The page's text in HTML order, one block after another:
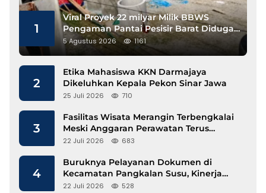
1
Viral Proyek 22 milyar Milik BBWS
Pengaman Pantai Pesisir Barat Diduga
Gunakan Besi Banci
5 Agustus 2026 1161
2
Etika Mahasiswa KKN Darmajaya
Dikeluhkan Kepala Pekon Sinar Jawa
25 Juli 2026 710
3
Fasilitas Wisata Merangin Terbengkalai
Meski Anggaran Perawatan Terus
Mengalir
22 Juli 2026 683
4
Buruknya Pelayanan Dokumen di
Kecamatan Pangkalan Susu, Kinerja
Disdukcapil Langkat Disorot
22 Juli 2026 528